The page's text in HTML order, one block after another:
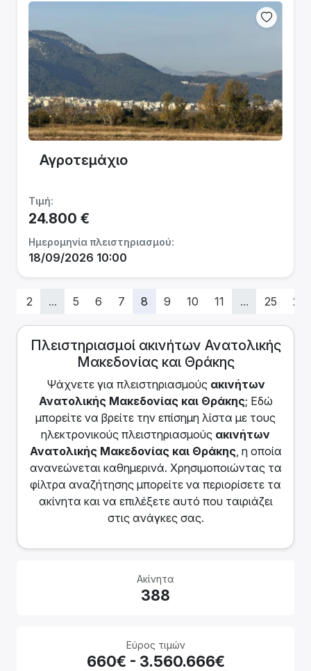
Αγροτεμάχιο
Τιμή:
24.800 €
Ημερομηνία πλειστηριασμού:
18/09/2026 10:00
2 ... 5 6 7 8 9 10 11 ... 25 26
Πλειστηριασμοί ακινήτων Ανατολικής
Μακεδονίας και Θράκης
Ψάχνετε για πλειστηριασμoύς ακινήτων
Ανατολικής Μακεδονίας και Θράκης; Εδώ
μπορείτε να βρείτε την επίσημη λίστα με τους
ηλεκτρονικούς πλειστηριασμούς ακινήτων
Ανατολικής Μακεδονίας και Θράκης, η οποία
ανανεώνεται καθημερινά. Χρησιμοποιώντας τα
φίλτρα αναζήτησης μπορείτε να περιορίσετε τα
ακίνητα και να επιλέξετε αυτό που ταιριάζει
στις ανάγκες σας.
Ακίνητα
388
Εύρος τιμών
660€ - 3.560.666€